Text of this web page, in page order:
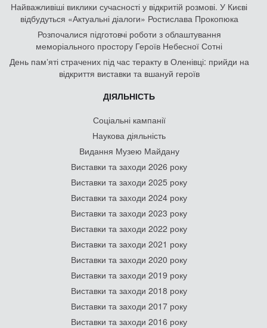
Найважливіші виклики сучасності у відкритій розмові. У Києві
відбудуться «Актуальні діалоги» Ростислава Прокопюка
Розпочалися підготовчі роботи з облаштування
меморіального простору Героїв Небесної Сотні
День памʼяті страчених під час теракту в Оленівці: прийди на
відкриття виставки та вшануй героїв
ДІЯЛЬНІСТЬ
Соціальні кампанії
Наукова діяльність
Видання Музею Майдану
Виставки та заходи 2026 року
Виставки та заходи 2025 року
Виставки та заходи 2024 року
Виставки та заходи 2023 року
Виставки та заходи 2022 року
Виставки та заходи 2021 року
Виставки та заходи 2020 року
Виставки та заходи 2019 року
Виставки та заходи 2018 року
Виставки та заходи 2017 року
Виставки та заходи 2016 року